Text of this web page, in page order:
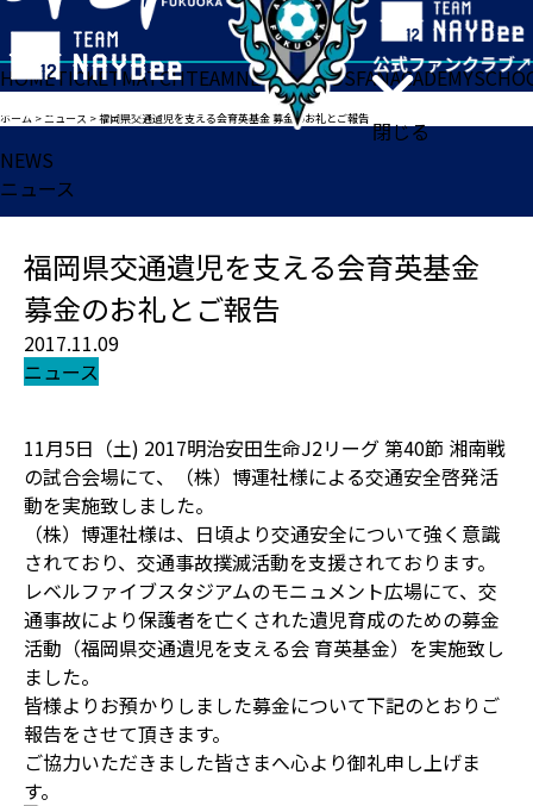
閉じる
HOMETICKETMATCHTEAMNEWSGOODSFANACADEMY
ホーム >ニュース >福岡県交通遺児を支える会育英基金 募金のお礼とご報告
NEWS
ニュース
福岡県交通遺児を支える会育英基金
募金のお礼とご報告
2017.11.09
ニュース
11月5日（土) 2017明治安田生命J2リーグ 第40節 湘南戦
の試合会場にて、（株）博運社様による交通安全啓発活
動を実施致しました。
（株）博運社様は、日頃より交通安全について強く意識
されており、交通事故撲滅活動を支援されております。
レベルファイブスタジアムのモニュメント広場にて、交
通事故により保護者を亡くされた遺児育成のための募金
活動（福岡県交通遺児を支える会 育英基金）を実施致し
ました。
皆様よりお預かりしました募金について下記のとおりご
報告をさせて頂きます。
ご協力いただきました皆さまへ心より御礼申し上げま
す。